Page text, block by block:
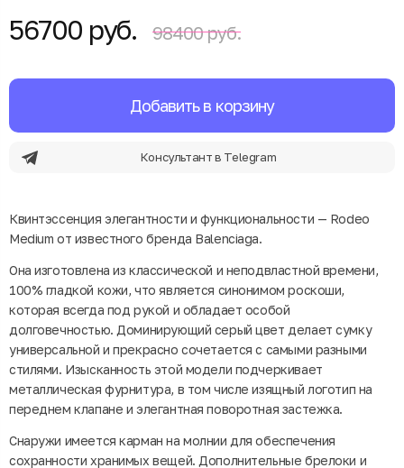
56700 руб. 98400 руб.
Добавить в корзину
Консультант в Telegram
Квинтэссенция элегантности и функциональности — Rodeo
Medium от известного бренда Balenciaga.
Она изготовлена из классической и неподвластной времени,
100% гладкой кожи, что является синонимом роскоши,
которая всегда под рукой и обладает особой
долговечностью. Доминирующий серый цвет делает сумку
универсальной и прекрасно сочетается с самыми разными
стилями. Изысканность этой модели подчеркивает
металлическая фурнитура, в том числе изящный логотип на
переднем клапане и элегантная поворотная застежка.
Снаружи имеется карман на молнии для обеспечения
сохранности хранимых вещей. Дополнительные брелоки и